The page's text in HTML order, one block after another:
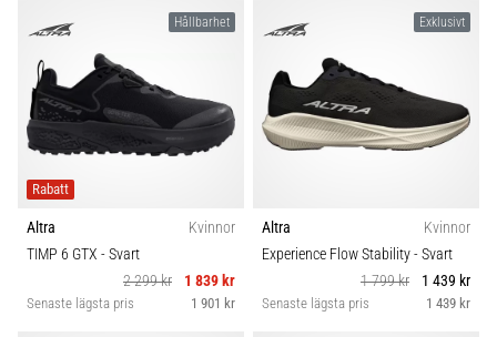
Hållbarhet
Rabatt
Altra
Kvinnor
TIMP 6 GTX - Svart
2 299 kr
1 839 kr
Senaste lägsta pris 1 901 kr
Exklusivt
Altra
Kvinnor
Experience Flow Stability- Svart
1 799 kr
1 439 kr
Senaste lägsta pris 1 439 kr